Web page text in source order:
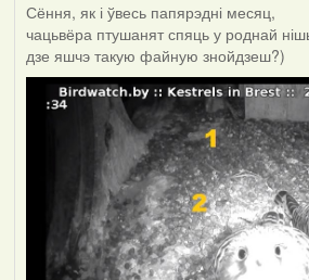
Сёння, як і ўвесь папярэдні месяц,
чацьвёра птушанят спяць у роднай
дзе яшчэ такую файную знойдзеш?)